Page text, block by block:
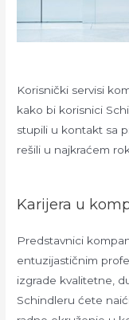
Korisnički servisi
kako bi korisnici
stupili u kontakt sa
rešili u najkraćem
Karijera u
Predstavnici
entuzijastičnim
izgrade kvalitetne,
Schindleru ćete